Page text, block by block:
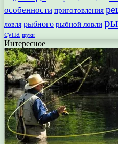
особенности приготовления
ловля рыбного рыбной ловли
супа щуки
Интересное